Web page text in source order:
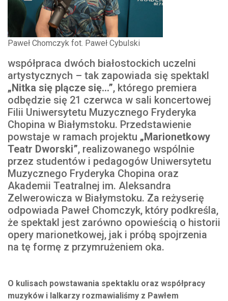
Paweł Chomczyk fot. Paweł Cybulski
współpraca dwóch białostockich uczelni
artystycznych – tak zapowiada się spektakl
„Nitka się plącze się…”, którego premiera
odbędzie się 21 czerwca w sali koncertowej
Filii Uniwersytetu Muzycznego Fryderyka
Chopina w Białymstoku. Przedstawienie
powstaje w ramach projektu „Marionetkowy
Teatr Dworski”, realizowanego wspólnie
przez studentów i pedagogów Uniwersytetu
Muzycznego Fryderyka Chopina oraz
Akademii Teatralnej im. Aleksandra
Zelwerowicza w Białymstoku. Za reżyserię
odpowiada Paweł Chomczyk, który podkreśla,
że spektakl jest zarówno opowieścią o historii
opery marionetkowej, jak i próbą spojrzenia
na tę formę z przymrużeniem oka.
O kulisach powstawania spektaklu oraz współpracy
muzyków i lalkarzy rozmawialiśmy z Pawłem